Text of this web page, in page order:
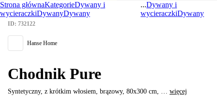
Strona głównaKategorieDywany i
wycieraczkiDywanyDywany
...Dywany i
wycieraczkiDywany
ID: 732122
Hanse Home
Chodnik Pure
Syntetyczny, z krótkim włosiem, brązowy, 80x300 cm, … więcej